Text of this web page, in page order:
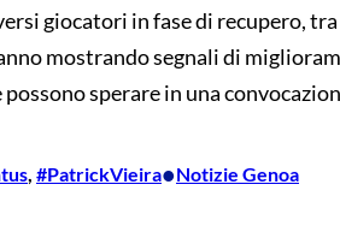
giocatori in fase di recupero,
mostrando segnali di
sperare in una
, #PatrickVieira•Notizie Genoa